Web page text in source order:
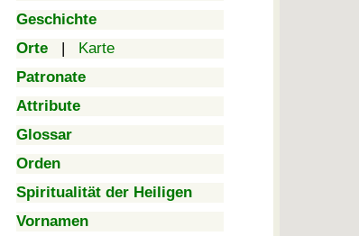
Geschichte
Orte | Karte
Patronate
Attribute
Glossar
Orden
Spiritualität der Heiligen
Vornamen